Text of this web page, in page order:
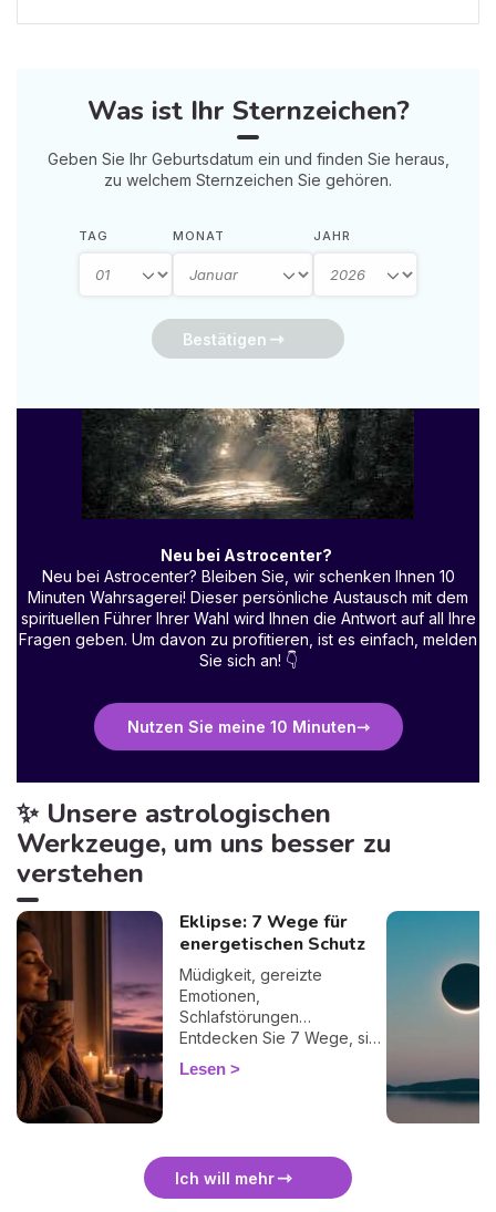
Was ist Ihr Sternzeichen?
Geben Sie Ihr Geburtsdatum ein und finden Sie heraus,
zu welchem Sternzeichen Sie gehören.
TAG MONAT JAHR
Bestätigen
Neu bei Astrocenter?
Neu bei Astrocenter? Bleiben Sie, wir schenken Ihnen 10
Minuten Wahrsagerei! Dieser persönliche Austausch mit dem
spirituellen Führer Ihrer Wahl wird Ihnen die Antwort auf all Ihre
Fragen geben. Um davon zu profitieren, ist es einfach, melden
Sie sich an! 👇
Nutzen Sie meine 10 Minuten
✨ Unsere astrologischen
Werkzeuge, um uns besser zu
verstehen
Eklipse: 7 Wege für
energetischen Schutz
Müdigkeit, gereizte
Emotionen,
Schlafstörungen…
Entdecken Sie 7 Wege, sich
bei einer Finsternis
energetisch zu schützen
Lesen
Ich will mehr